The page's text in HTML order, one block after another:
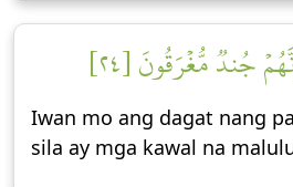
جُندٞ مُّغۡرَقُونَ [٢٤]
Iwan mo ang dagat nang
sila ay mga kawal na